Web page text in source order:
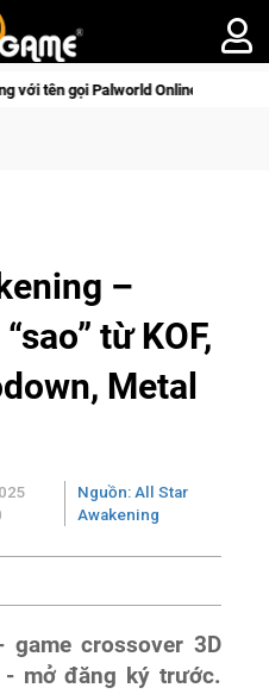
Online
–
từ KOF,
Metal
Nguồn: All Star
Awakening
game crossover 3D
- mở đăng ký trước.